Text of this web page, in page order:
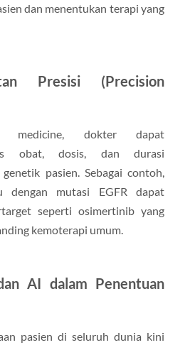
dan menentukan terapi yang
Presisi (Precision
medicine, dokter dapat
obat, dosis, dan durasi
pasien. Sebagai contoh,
dengan mutasi EGFR dapat
seperti osimertinib yang
kemoterapi umum.
AI dalam Penentuan
pasien di seluruh dunia kini